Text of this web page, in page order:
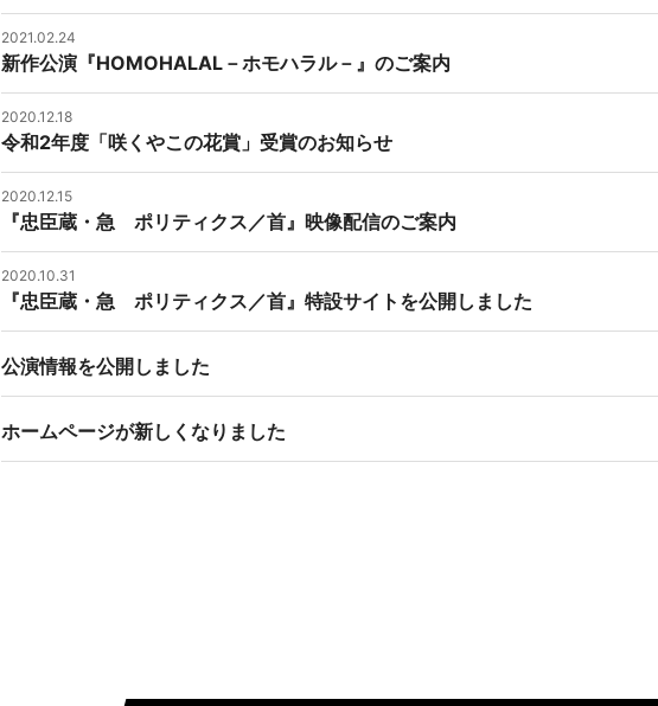
2021.02.24
新作公演『HOMOHALAL－ホモハラル－』のご案内
2020.12.18
令和2年度「咲くやこの花賞」受賞のお知らせ
2020.12.15
『忠臣蔵・急 ポリティクス／首』映像配信のご案内
2020.10.31
『忠臣蔵・急 ポリティクス／首』特設サイトを公開しました
公演情報を公開しました
ホームページが新しくなりました